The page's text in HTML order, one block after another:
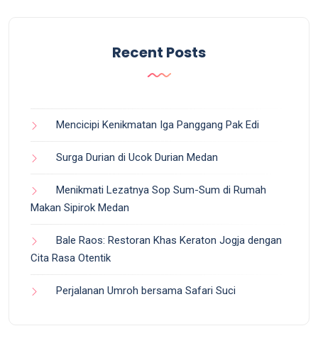
Recent Posts
Mencicipi Kenikmatan Iga Panggang Pak Edi
Surga Durian di Ucok Durian Medan
Menikmati Lezatnya Sop Sum-Sum di Rumah
Makan Sipirok Medan
Bale Raos: Restoran Khas Keraton Jogja dengan
Cita Rasa Otentik
Perjalanan Umroh bersama Safari Suci